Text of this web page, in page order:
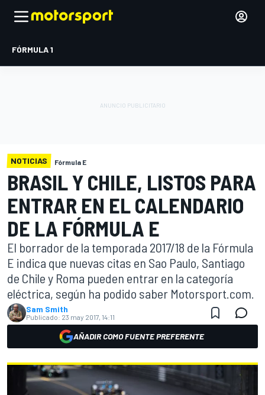
FÓRMULA 1
NOTICIAS Fórmula E
BRASIL Y CHILE, LISTOS PARA
ENTRAR EN EL CALENDARIO
DE LA FÓRMULA E
El borrador de la temporada 2017/18 de la Fórmula
E indica que nuevas citas en Sao Paulo, Santiago
de Chile y Roma pueden entrar en la categoría
eléctrica, según ha podido saber Motorsport.com.
Sam Smith
Publicado: 23 may 2017, 14:11
AÑADIR COMO FUENTE PREFERENTE